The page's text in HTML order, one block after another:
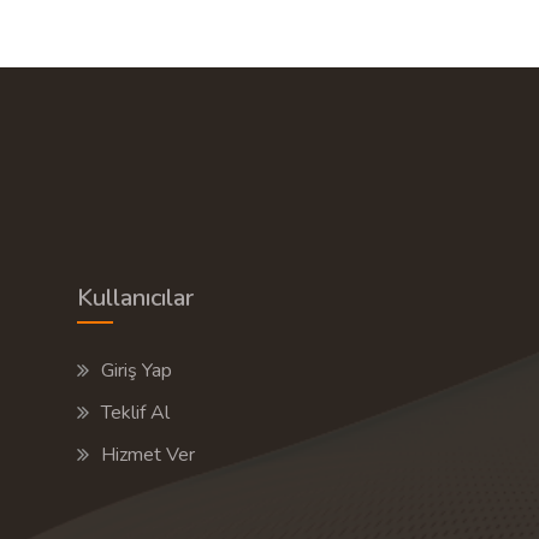
Kullanıcılar
Giriş Yap
Teklif Al
Hizmet Ver